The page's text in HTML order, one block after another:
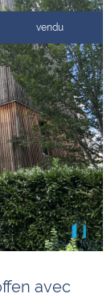
vendu
avec